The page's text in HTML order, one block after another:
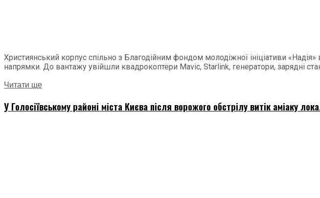
Християнський корпус спільно з Благодійним фондом молодіжної ініціативи
напрямки. До вантажу увійшли квадрокоптери Mavic, Starlink, генератори, зарядні
Читати ще
У Голосіївському районі міста Києва після ворожого обстрілу витік аміаку